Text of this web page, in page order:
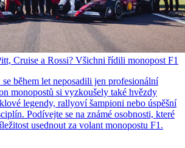
Cruise a Rossi? Všichni řídili monopost F1
během let neposadili jen profesionální
monopostů si vyzkoušely také hvězdy
legendy, rallyoví šampioni nebo úspěšní
Podívejte se na známé osobnosti, které
usednout za volant monopostu F1.